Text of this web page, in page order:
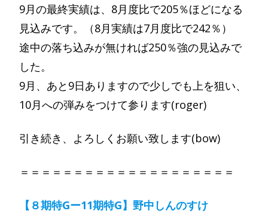
9月の最終実績は、8月度比で205％ほどになる
見込みです。（8月実績は7月度比で242％）
途中の落ち込みが無ければ250％強の見込みで
した。
9月、あと9日ありますので少しでも上を狙い、
10月への弾みをつけて参ります(roger)
引き続き、よろしくお願い致します(bow)
＝＝＝＝＝＝＝＝＝＝＝＝＝＝＝＝＝＝＝＝
【８期特Gー11期特G】野中しんのすけ